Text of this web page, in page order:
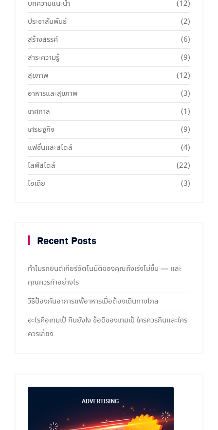
บทความแนะนำ
(12)
ประชาสัมพันธ์
(2)
สร้างสรรค์
(6)
สาระความรู้
(9)
สุขภาพ
(12)
อาหารและสุขภาพ
(3)
เทศกาล
(1)
เศรษฐกิจ
(9)
แฟชั่นและสไตล์
(4)
ไลฟ์สไตล์
(22)
ไอเดีย
(3)
Recent Posts
ทำไมรถยนต์เกียร์อัตโนมัติของคุณถึงเร่งไม่ขึ้น — และ
คุณควรทำอย่างไร
วิธีป้องกันอาการแพ้อาหารเมื่อต้องเดินทางไกล
อะไรคือเทมเป้ กินยังไง ข้อดีของเทมเป้ ใครควรกินและใคร
ควรเลี่ยง